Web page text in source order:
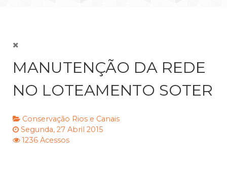
MANUTENÇÃO DA REDE
NO LOTEAMENTO SOTER
Conservação Rios e Canais
Segunda, 27 Abril 2015
1236 Acessos